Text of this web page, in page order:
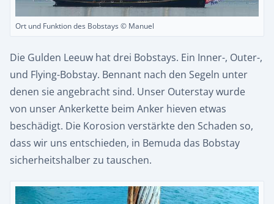
Ort und Funktion des Bobstays © Manuel
Die Gulden Leeuw hat drei Bobstays. Ein Inner-, Outer-,
und Flying-Bobstay. Bennant nach den Segeln unter
denen sie angebracht sind. Unser Outerstay wurde
von unser Ankerkette beim Anker hieven etwas
beschädigt. Die Korosion verstärkte den Schaden so,
dass wir uns entschieden, in Bemuda das Bobstay
sicherheitshalber zu tauschen.